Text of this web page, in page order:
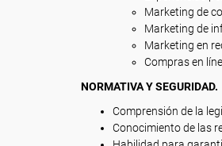
Marketing de
Marketing de
Marketing en
Compras en
NORMATIVA Y SEGURIDAD.
Comprensión de la
Conocimiento de las